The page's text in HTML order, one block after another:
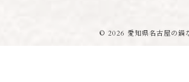
© 2026 愛知県名古屋の鍋